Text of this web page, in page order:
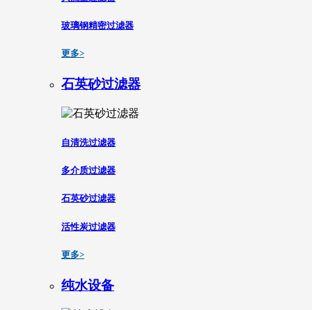
玻璃钢精密过滤器
更多>
石英砂过滤器
自清洗过滤器
多介质过滤器
石英砂过滤器
活性炭过滤器
更多>
纯水设备